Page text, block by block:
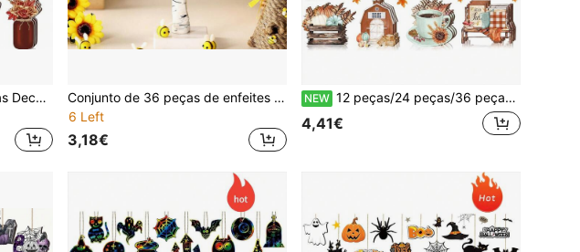
12 peças/24 peças/36 peças Decorações de Árvore de Outono Enfeites Pendurados para Ação de Graças Abóbora Vintage Gnomo Folha Madeira Vazada Festa de Colheita de Outono Presentes Decoração de Feriado para Escritório Árvore e Casa
Conjunto de 36 peças de enfeites de madeira em formato de abelha, flores amarelas e outros enfeites para pendurar, perfeitos para decorar árvores no verão e festas com tema de girassol. Com diversos elementos florais, charmosos e únicos, esses enfeites atraem a atenção de muitas pessoas e certamente ficarão encantadas. Podem ser pendurados em árvores de Natal, tetos, janelas, portas, lareiras e outros locais, tornando sua casa ainda mais atraente. Uma ótima opção de presente para seu(sua) parceiro(a), colegas de classe, colegas de trabalho ou vizinhos, que certamente ficarão encantados e poderão fortalecer seus laços!
6 Left
3,18€
NEW 12 peças/24 peças/36 peças Enfeites de Madeira de Outono, Decoração de Ação de Graças, Enfeites Pendurados de Colheita de Outono para Árvore de Natal, Abóbora Vintage de Outono, Gnomo, Folha, Caminhão de Chocolate Quente, Madeira Oca com Corda, Decoração para Casa e Feriados, Adequado para Várias Ocasiões como Festa de Aniversário, Festa, Chá de Bebé, Piquenique, Ação de Graças, Reunião Familiar, Casamento, Inauguração da Casa, Celebração, Feriado, Jantar, Campismo, Caça, Reunião na Floresta, Atividades ao Ar Livre, Rico em Elementos de Outono, Adotando Estilo Campestre e Rústico, Cheio de Atmosfera Forte de Outono!
4,41€